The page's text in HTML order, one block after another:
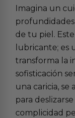
Imagina un
de tu piel.
lubricante; es
transforma la
sofisticación
una caricia,
para
complicidad